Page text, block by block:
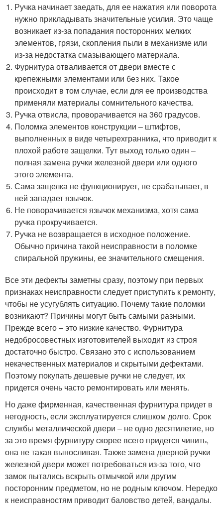
Ручка начинает заедать, для ее нажатия или поворота
нужно прикладывать значительные усилия. Это чаще
возникает из-за попадания посторонних мелких
элементов, грязи, скопления пыли в механизме или
из-за недостатка смазывающего материала.
Фурнитура отваливается от двери вместе с
крепежными элементами или без них. Такое
происходит в том случае, если для ее производства
применяли материалы сомнительного качества.
Ручка отвисла, проворачивается на 360 градусов.
Поломка элементов конструкции – штифтов,
выполненных в виде четырехгранника, что приводит к
плохой работе защелки. Тут выход только один –
полная замена ручки железной двери или одного
этого элемента.
Сама защелка не функционирует, не срабатывает, в
ней западает язычок.
Не поворачивается язычок механизма, хотя сама
ручка прокручивается.
Ручка не возвращается в исходное положение.
Обычно причина такой неисправности в поломке
спиральной пружины, ее значительного смещения.
Все эти дефекты заметны сразу, поэтому при первых
признаках неисправности следует приступить к ремонту,
чтобы не усугублять ситуацию. Почему такие поломки
возникают? Причины могут быть самыми разными.
Прежде всего – это низкие качество. Фурнитура
недобросовестных изготовителей выходит из строя
достаточно быстро. Связано это с использованием
некачественных материалов и скрытыми дефектами.
Поэтому покупать дешевые ручки не следует, их
придется очень часто ремонтировать или менять.
Но даже фирменная, качественная фурнитура придет в
негодность, если эксплуатируется слишком долго. Срок
службы металлической двери – не одно десятилетие, но
за это время фурнитуру скорее всего придется чинить,
она не такая выносливая. Также замена дверной ручки
железной двери может потребоваться из-за того, что
замок пытались вскрыть отмычкой или другим
посторонним предметом, но не родным ключом. Нередко
к неисправностям приводит баловство детей, вандалы.